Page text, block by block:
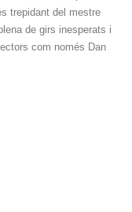
trepidant del mestre
de girs inesperats i
com només Dan